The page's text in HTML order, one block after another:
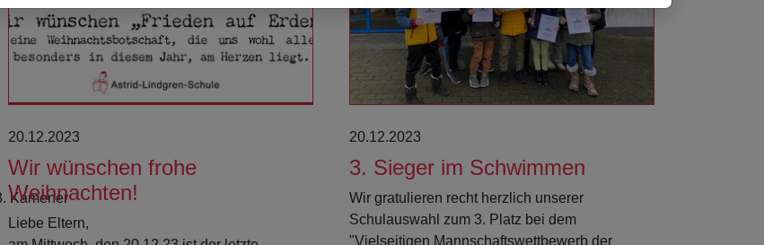
Kamener
20.12.2023
Wir wünschen frohe
Weihnachten!
Liebe Eltern,
20.12.2023
3. Sieger im Schwimmen
Wir gratulieren recht herzlich unserer
Schulauswahl zum 3. Platz bei dem
"Vielseitigen Mannschaftswettbewerb der